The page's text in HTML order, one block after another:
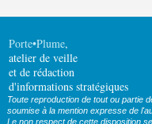
Porte•Plume,
atelier de veille
et de rédaction
d'informations stratégiques
Toute reproduction de tout ou partie
soumise à la mention expresse de
Le non respect de cette disposition